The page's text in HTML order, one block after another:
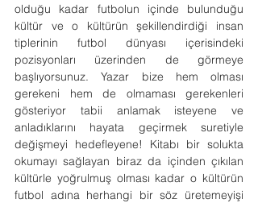
olduğu kadar futbolun içinde bulunduğu
kültür ve o kültürün şekillendirdiği insan
tiplerinin futbol dünyası içerisindeki
pozisyonları üzerinden de görmeye
başlıyorsunuz. Yazar bize hem olması
gerekeni hem de olmaması gerekenleri
gösteriyor tabii anlamak isteyene ve
anladıklarını hayata geçirmek suretiyle
değişmeyi hedefleyene! Kitabı bir solukta
okumayı sağlayan biraz da içinden çıkılan
kültürle yoğrulmuş olması kadar o kültürün
futbol adına herhangi bir söz üretemeyişi